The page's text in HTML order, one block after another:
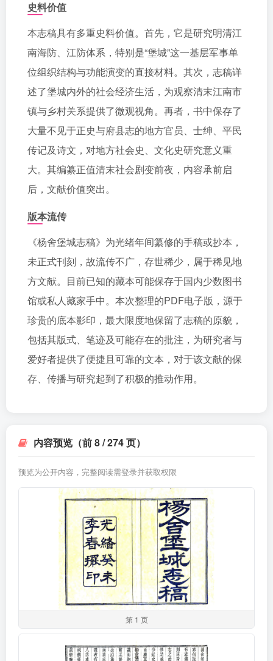
史料价值
本志稿具有多重史料价值。首先，它是研究明清江
南海防、江防体系，特别是“堡城”这一基层军事单
位组织结构与功能演变的直接材料。其次，志稿详
述了堡城内外的社会经济生活，为观察清末江南市
镇与乡村关系提供了微观视角。再者，书中保存了
大量不见于正史与府县志的地方官员、士绅、平民
传记及诗文，对地方社会史、文化史研究意义重
大。其编纂正值清末社会剧变前夜，内容承前启
后，文献价值突出。
版本流传
《杨舍堡城志稿》为光绪年间纂修的手稿或抄本，
未正式刊刻，故流传不广，存世稀少，属于稀见地
方文献。目前已知的藏本可能保存于国内少数图书
馆或私人藏家手中。本次整理的PDF电子版，源于
珍贵的底本影印，最大限度地保留了志稿的原貌，
包括其版式、笔迹及可能存在的批注，为研究者与
爱好者提供了便捷且可靠的文本，对于该文献的保
存、传播与研究起到了积极的推动作用。
内容预览（前 8 / 274 页）
预览为公开内容，完整阅读需登录并获取权限
第 1 页